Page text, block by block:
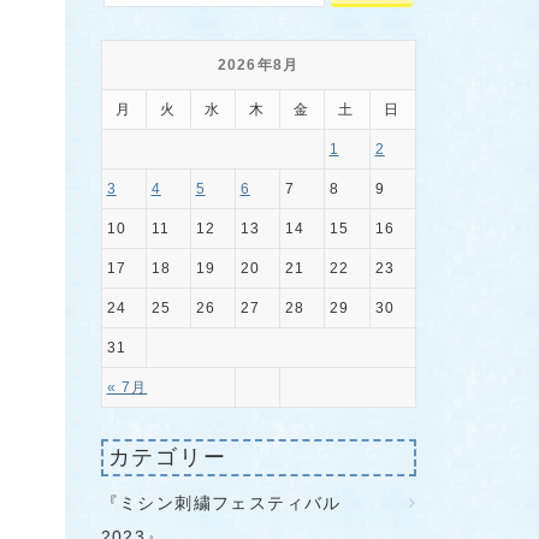
2026年8月
月 火 水 木 金 土 日
« 7月
1 2
3 4 5 6 7 8 9
10 11 12 13 14 15 16
17 18 19 20 21 22 23
24 25 26 27 28 29 30
31
カテゴリー
『ミシン刺繍フェスティバル